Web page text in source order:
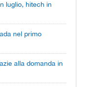
luglio, hitech in
nel primo
alla domanda in